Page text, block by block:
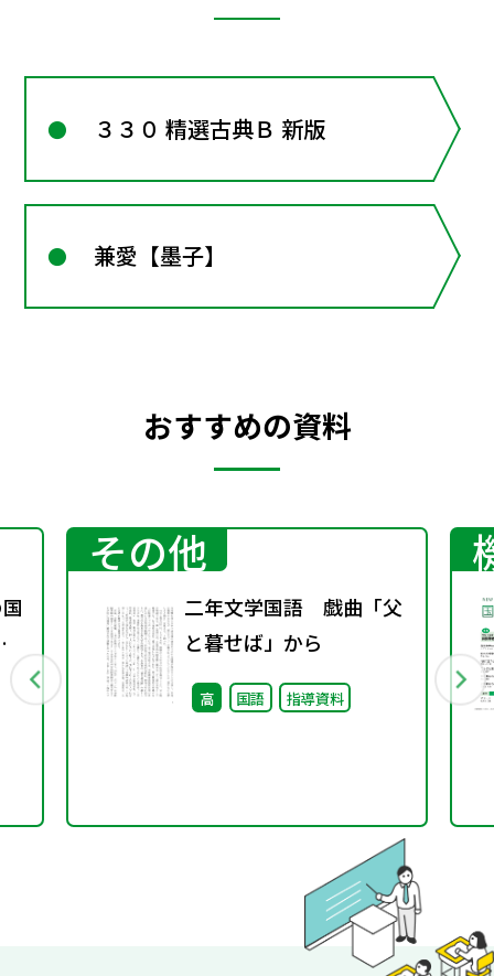
３３０ 精選古典Ｂ 新版
兼愛【墨子】
おすすめの資料
その他
二年文学国語 戯曲「父
と暮せば」から
高 国語 指導資料